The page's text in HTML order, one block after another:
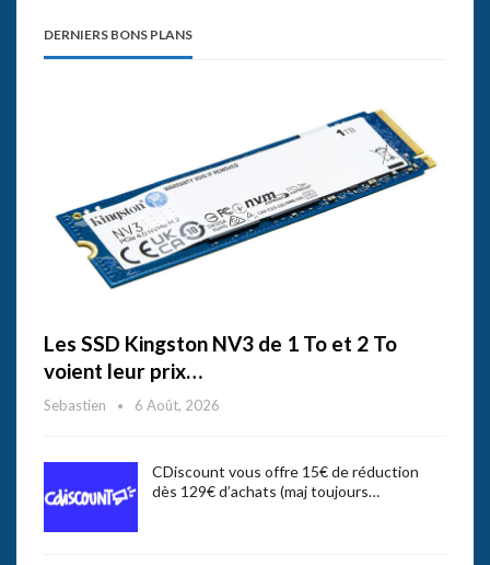
DERNIERS BONS PLANS
Les SSD Kingston NV3 de 1 To et 2 To
voient leur prix…
Sebastien 6 Août, 2026
CDiscount vous offre 15€ de réduction
dès 129€ d’achats (maj toujours…